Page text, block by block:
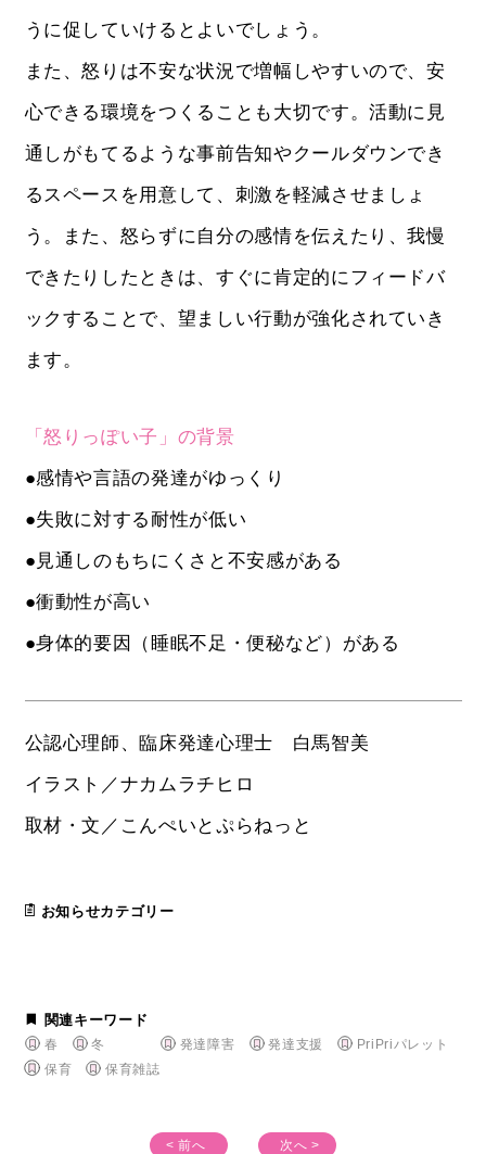
うに促していけるとよいでしょう。
また、怒りは不安な状況で増幅しやすいので、安
心できる環境をつくることも大切です。活動に見
通しがもてるような事前告知やクールダウンでき
るスペースを用意して、刺激を軽減させましょ
う。また、怒らずに自分の感情を伝えたり、我慢
できたりしたときは、すぐに肯定的にフィードバ
ックすることで、望ましい行動が強化されていき
ます。
「怒りっぽい子」の背景
●感情や言語の発達がゆっくり
●失敗に対する耐性が低い
●見通しのもちにくさと不安感がある
●衝動性が高い
●身体的要因（睡眠不足・便秘など）がある
公認心理師、臨床発達心理士 白馬智美
イラスト／ナカムラチヒロ
取材・文／こんぺいとぷらねっと
お知らせカテゴリー
関連キーワード
春 冬 発達障害 発達支援
PriPriパレット
保育
保育雑誌
< 前へ 次へ >